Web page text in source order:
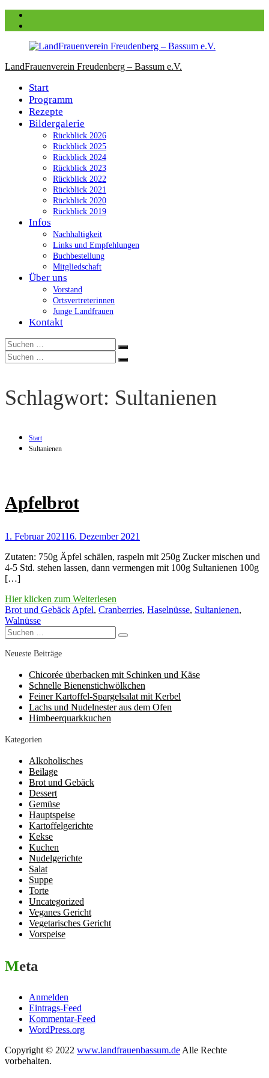
Zum
Inhalt
LandFrauenverein Freudenberg – Bassum e.V.
Start
Programm
Rezepte
Bildergalerie
Rückblick 2026
Rückblick 2025
Rückblick 2024
Rückblick 2023
Rückblick 2022
Rückblick 2021
Rückblick 2020
Rückblick 2019
Infos
Nachhaltigkeit
Links und Empfehlungen
Buchbestellung
Mitgliedschaft
Über uns
Vorstand
Ortsvertreterinnen
Junge Landfrauen
Kontakt
Suchen
nach:
Suchen
Suchen
nach:
Suchen
Schlagwort: Sultanienen
Start
Sultanienen
Apfelbrot
1. Februar 202116. Dezember 2021
Zutaten: 750g Äpfel schälen, raspeln mit 250g Zucker mischen und
4-5 Std. stehen lassen, dann vermengen mit 100g Sultanienen 100g
[…]
Hier klicken zum Weiterlesen
Brot und Gebäck Apfel, Cranberries, Haselnüsse, Sultanienen,
Walnüsse
Suchen
nach:
Suchen
Neueste Beiträge
Chicorée überbacken mit Schinken und Käse
Schnelle Bienenstichwölkchen
Feiner Kartoffel-Spargelsalat mit Kerbel
Lachs und Nudelnester aus dem Ofen
Himbeerquarkkuchen
Kategorien
Alkoholisches
Beilage
Brot und Gebäck
Dessert
Gemüse
Hauptspeise
Kartoffelgerichte
Kekse
Kuchen
Nudelgerichte
Salat
Suppe
Torte
Uncategorized
Veganes Gericht
Vegetarisches Gericht
Vorspeise
Meta
Anmelden
Eintrags-Feed
Kommentar-Feed
WordPress.org
Copyright © 2022 www.landfrauenbassum.de Alle Rechte
vorbehalten.